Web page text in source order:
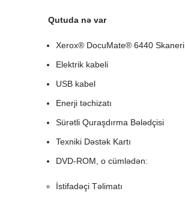
Qutuda nə var
Xerox® DocuMate® 6440 Skaneri
Elektrik kabeli
USB kabel
Enerji təchizatı
Sürətli Quraşdırma Bələdçisi
Texniki Dəstək Kartı
DVD-ROM, o cümlədən:
İstifadəçi Təlimatı